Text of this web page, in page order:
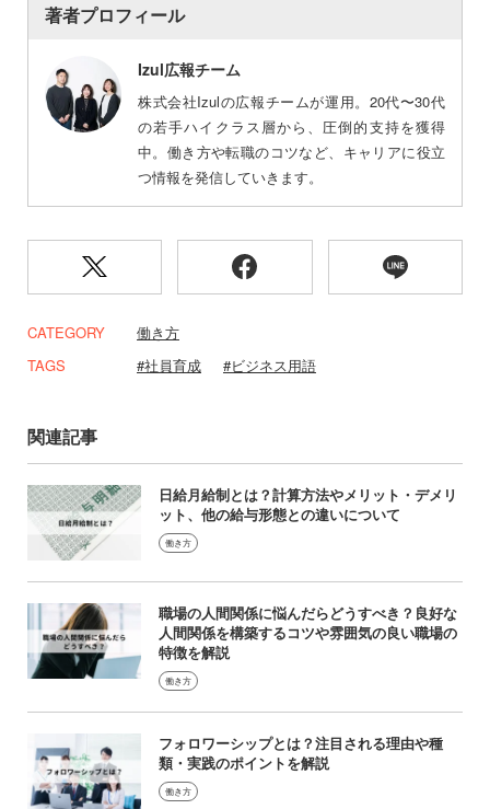
著者プロフィール
Izul広報チーム
株式会社Izulの広報チームが運用。20代〜30代
の若手ハイクラス層から、圧倒的支持を獲得
中。働き方や転職のコツなど、キャリアに役立
つ情報を発信していきます。
CATEGORY
働き方
TAGS
社員育成 ビジネス用語
関連記事
日給月給制とは？計算方法やメリット・デメリ
ット、他の給与形態との違いについて
働き方
職場の人間関係に悩んだらどうすべき？良好な
人間関係を構築するコツや雰囲気の良い職場の
特徴を解説
働き方
フォロワーシップとは？注目される理由や種
類・実践のポイントを解説
働き方